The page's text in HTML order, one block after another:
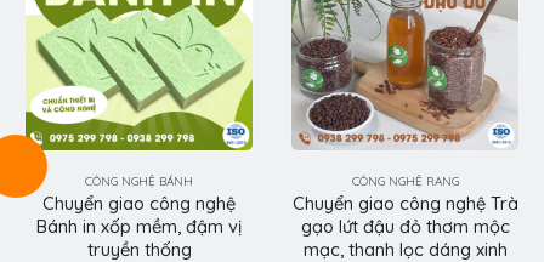
CÔNG NGHỆ BÁNH
Chuyển giao công nghệ
Bánh in xốp mềm, đậm vị
truyền thống
CÔNG NGHỆ RANG
Chuyển giao công nghệ Trà
gạo lứt đậu đỏ thơm mộc
mạc, thanh lọc dáng xinh